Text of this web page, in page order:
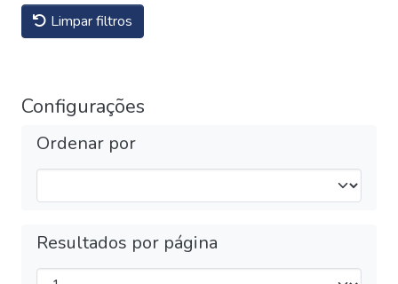
Limpar filtros
Configurações
Ordenar por
Resultados por página